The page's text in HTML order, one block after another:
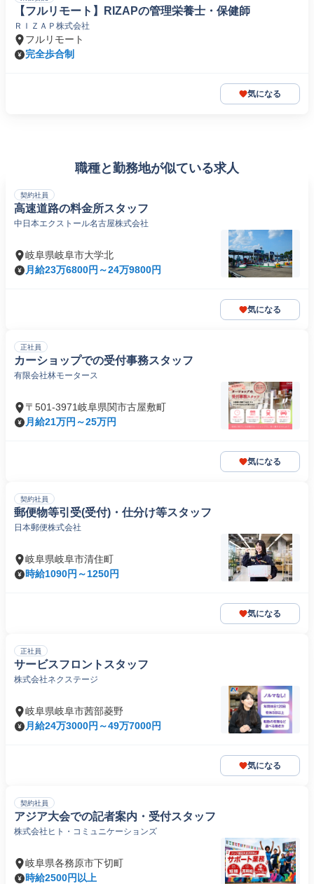
【フルリモート】RIZAPの管理栄養士・保健師
ＲＩＺＡＰ株式会社
フルリモート
完全歩合制
気になる
職種と勤務地が似ている求人
契約社員
高速道路の料金所スタッフ
中日本エクストール名古屋株式会社
岐阜県岐阜市大学北
月給23万6800円～24万9800円
気になる
正社員
カーショップでの受付事務スタッフ
有限会社林モータース
〒501-3971岐阜県関市古屋敷町
月給21万円～25万円
気になる
契約社員
郵便物等引受(受付)・仕分け等スタッフ
日本郵便株式会社
岐阜県岐阜市清住町
時給1090円～1250円
気になる
正社員
サービスフロントスタッフ
株式会社ネクステージ
岐阜県岐阜市茜部菱野
月給24万3000円～49万7000円
気になる
契約社員
アジア大会での記者案内・受付スタッフ
株式会社ヒト・コミュニケーションズ
岐阜県各務原市下切町
時給2500円以上